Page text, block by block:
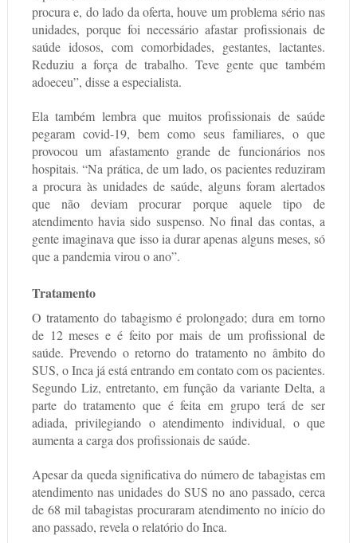
procura e, do lado da oferta, houve um problema sério nas
unidades, porque foi necessário afastar profissionais de
saúde idosos, com comorbidades, gestantes, lactantes.
Reduziu a força de trabalho. Teve gente que também
adoeceu”, disse a especialista.
Ela também lembra que muitos profissionais de saúde
pegaram covid-19, bem como seus familiares, o que
provocou um afastamento grande de funcionários nos
hospitais. “Na prática, de um lado, os pacientes reduziram
a procura às unidades de saúde, alguns foram alertados
que não deviam procurar porque aquele tipo de
atendimento havia sido suspenso. No final das contas, a
gente imaginava que isso ia durar apenas alguns meses, só
que a pandemia virou o ano”.
Tratamento
O tratamento do tabagismo é prolongado; dura em torno
de 12 meses e é feito por mais de um profissional de
saúde. Prevendo o retorno do tratamento no âmbito do
SUS, o Inca já está entrando em contato com os pacientes.
Segundo Liz, entretanto, em função da variante Delta, a
parte do tratamento que é feita em grupo terá de ser
adiada, privilegiando o atendimento individual, o que
aumenta a carga dos profissionais de saúde.
Apesar da queda significativa do número de tabagistas em
atendimento nas unidades do SUS no ano passado, cerca
de 68 mil tabagistas procuraram atendimento no início do
ano passado, revela o relatório do Inca.